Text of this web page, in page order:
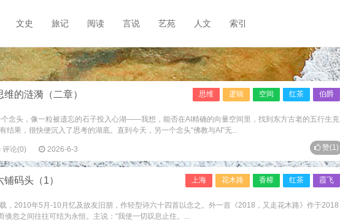
文史 旅记 阅读 言说 艺苑 人文 索引
思维 逻辑 空间 红茶 伯爵
的涟漪（二章）
念头，像一粒被遗忘的石子投入心湖——我想，能否在AI精确的向量空间里，找到东方古老的五行生克
结果，很快便沉入了思考的湖底。直到今天，另一个念头“佛教与AI”无...
评论(0) 2026-6-3 赞(1)
上海 花木路 香樟 红茶 霞飞
码头（1）
，2010年5月-10月忆及故友旧朋，作轻型诗六十四首以念之。外一首《2018，又走花木路》作于2018
倏忽之间往往可结为永恒。主说：“我使一切叹息止住。...